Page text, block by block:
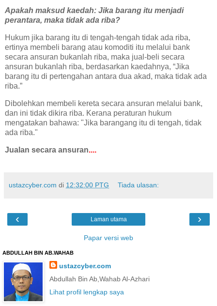
Apakah maksud kaedah: Jika barang itu menjadi
perantara, maka tidak ada riba?
Hukum jika barang itu di tengah-tengah tidak ada riba,
ertinya membeli barang atau komoditi itu melalui bank
secara ansuran bukanlah riba, maka jual-beli secara
ansuran bukanlah riba, berdasarkan kaedahnya, “Jika
barang itu di pertengahan antara dua akad, maka tidak ada
riba.”
Dibolehkan membeli kereta secara ansuran melalui bank,
dan ini tidak dikira riba. Kerana peraturan hukum
mengatakan bahawa: "Jika barangang itu di tengah, tidak
ada riba."
Jualan secara ansuran....
ustazcyber.com di 12:32:00 PTG Tiada ulasan:
‹ ›
Laman utama
Papar versi web
ABDULLAH BIN AB.WAHAB
ustazcyber.com
Abdullah Bin Ab,Wahab Al-Azhari
Lihat profil lengkap saya